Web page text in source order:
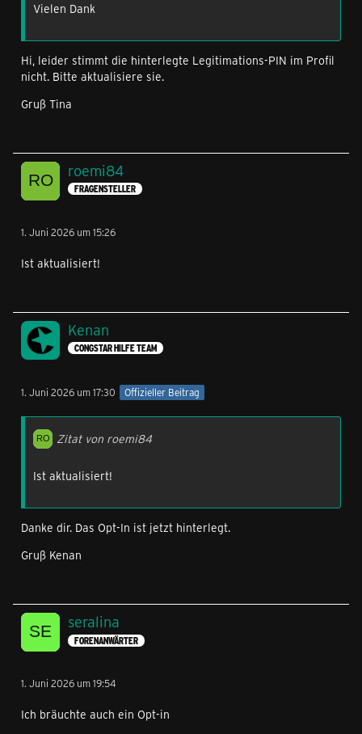
Vielen Dank
Hi, leider stimmt die hinterlegte Legitimations-PIN im Profil
nicht. Bitte aktualisiere sie.
Gruß Tina
roemi84
FRAGENSTELLER
1. Juni 2026 um 15:26
Ist aktualisiert!
Kenan
CONGSTAR HILFE TEAM
1. Juni 2026 um 17:30 Offizieller Beitrag
Zitat von roemi84
Ist aktualisiert!
Danke dir. Das Opt-In ist jetzt hinterlegt.
Gruß Kenan
seralina
FORENANWÄRTER
1. Juni 2026 um 19:54
Ich bräuchte auch ein Opt-in